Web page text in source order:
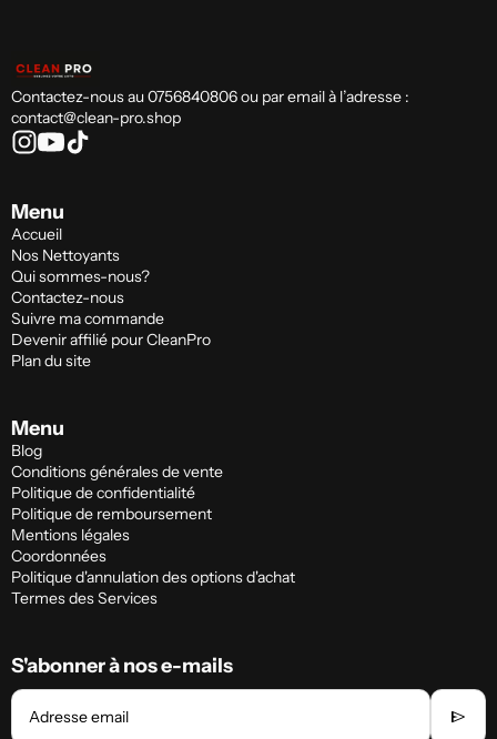
Contactez-nous au 0756840806 ou par email à l’adresse :
contact@clean-pro.shop
Menu
Accueil
Nos Nettoyants
Qui sommes-nous?
Contactez-nous
Suivre ma commande
Devenir affilié pour CleanPro
Plan du site
Menu
Blog
Conditions générales de vente
Politique de confidentialité
Politique de remboursement
Mentions légales
Coordonnées
Politique d'annulation des options d'achat
Termes des Services
S'abonner à nos e-mails
Adresse email send